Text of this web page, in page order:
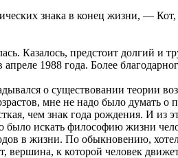
знака в конец жизни, —
Казалось, предстоит долгий и
1988 года. Более
о существовании теории
мне не надо было думать
чем знак года рождения. И из
было искать философию жизни
в жизни. По обыкновению,
вершина, к которой человек